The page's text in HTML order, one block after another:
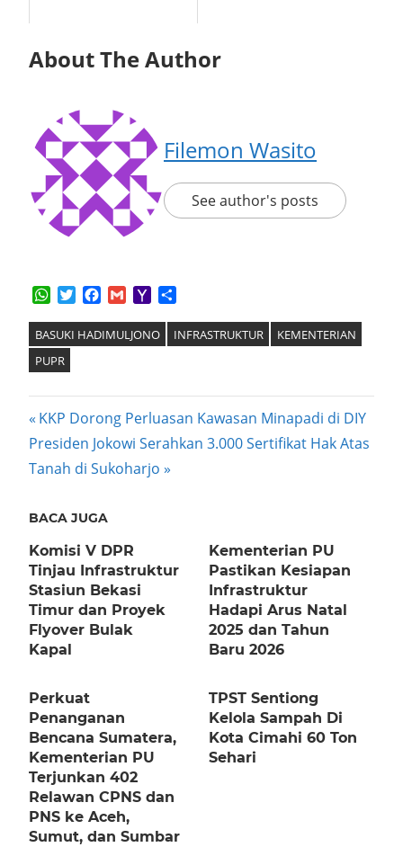
About The Author
Filemon Wasito
See author's posts
WhatsApp
TwitterFacebook
GmailYahoo
BASUKI HADIMULJONO INFRASTRUKTUR
KEMENTERIAN
PUPR
Post
navigation
Previous
Post:
KKP Dorong Perluasan Kawasan Minapadi di DIY
Next
Post:
Presiden Jokowi Serahkan 3.000 Sertifikat Hak Atas
Tanah di Sukoharjo
BACA JUGA
Komisi V DPR
Tinjau Infrastruktur
Stasiun Bekasi
Timur dan Proyek
Flyover Bulak
Kapal
Kementerian PU
Pastikan Kesiapan
Infrastruktur
Hadapi Arus Natal
2025 dan Tahun
Baru 2026
Perkuat
Penanganan
Bencana Sumatera,
Kementerian PU
Terjunkan 402
Relawan CPNS dan
PNS ke Aceh,
Sumut, dan Sumbar
TPST Sentiong
Kelola Sampah Di
Kota Cimahi 60 Ton
Sehari